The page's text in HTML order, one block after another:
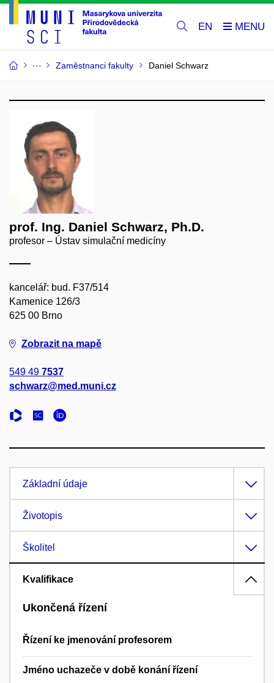
EN
Zaměstnanci fakulty Daniel Schwarz
prof. Ing. Daniel Schwarz, Ph.D.
profesor – Ústav simulační medicíny
kancelář: bud. F37/514
Kamenice 126/3
625 00 Brno
Zobrazit na mapě
549 49 7537
schwarz@med.muni.cz
Základní údaje
Životopis
Školitel
Kvalifikace
Ukončená řízení
Řízení ke jmenování profesorem
Jméno uchazeče v době konání řízení